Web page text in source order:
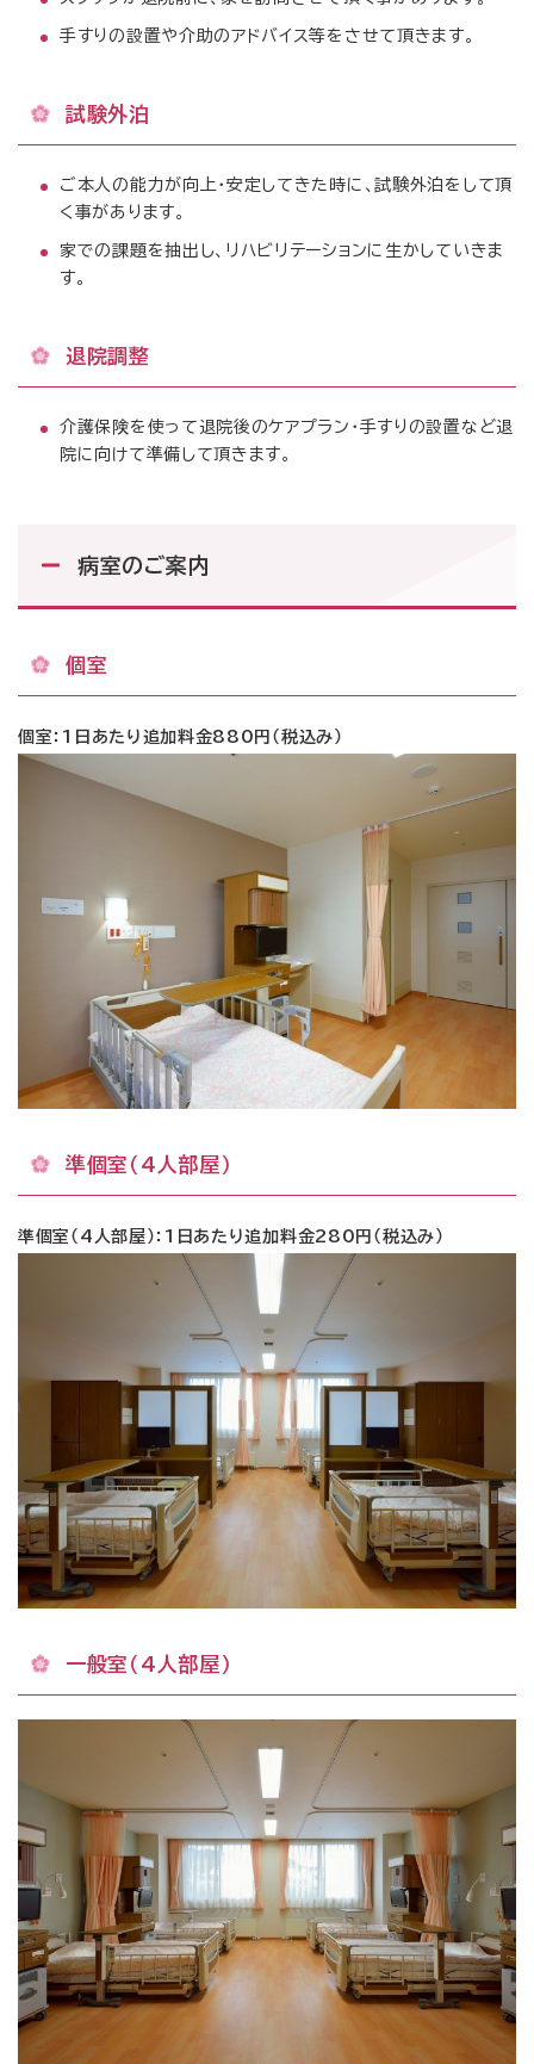
手すりの設置や介助のアドバイス等をさせて頂きます。
試験外泊
ご本人の能力が向上・安定してきた時に、試験外泊をして頂
く事があります。
家での課題を抽出し、リハビリテーションに生かしていきま
す。
退院調整
介護保険を使って退院後のケアプラン・手すりの設置など退
院に向けて準備して頂きます。
病室のご案内
個室
個室：1日あたり追加料金880円（税込み）
準個室（4人部屋）
準個室（4人部屋）：1日あたり追加料金280円（税込み）
一般室（4人部屋）